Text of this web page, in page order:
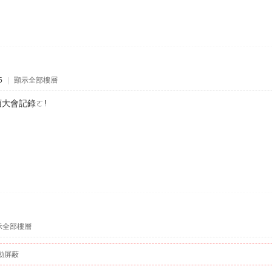
顯示全部樓層
會記錄ㄛ!
全部樓層
屏蔽